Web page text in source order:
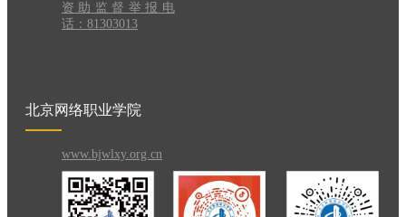
资助监督举报电
话：81303013
北京网络职业学院
www.bjwlxy.org.cn